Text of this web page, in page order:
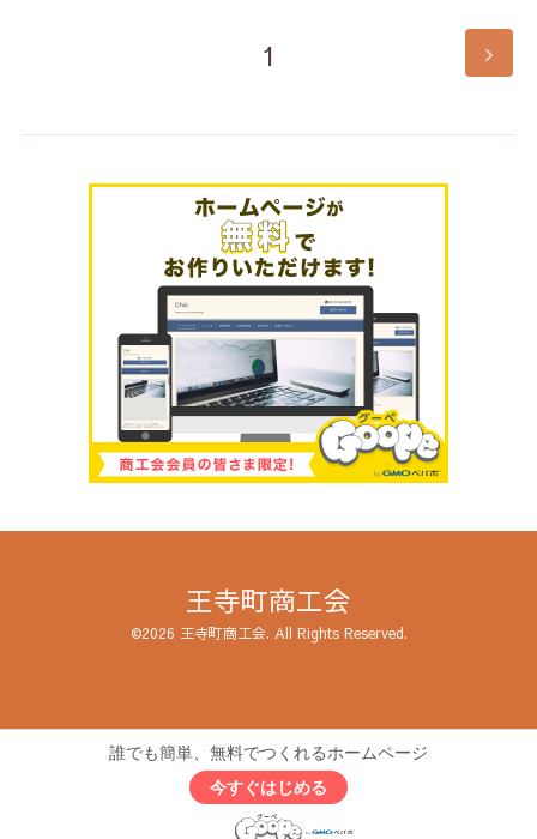
1
王寺町商工会
©2026 王寺町商工会. All Rights Reserved.
誰でも簡単、無料でつくれるホームページ
今すぐはじめる